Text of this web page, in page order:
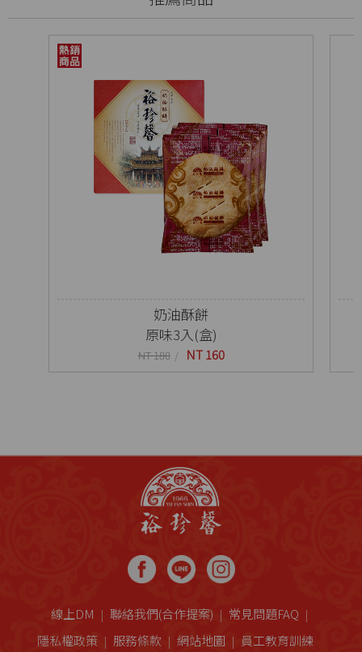
奶油酥餅
原味3入(盒)
NT 180 NT 160
線上DM 聯絡我們(合作提案)
常見問題FAQ
隱私權政策
服務條款 網站地圖 員工教育訓練